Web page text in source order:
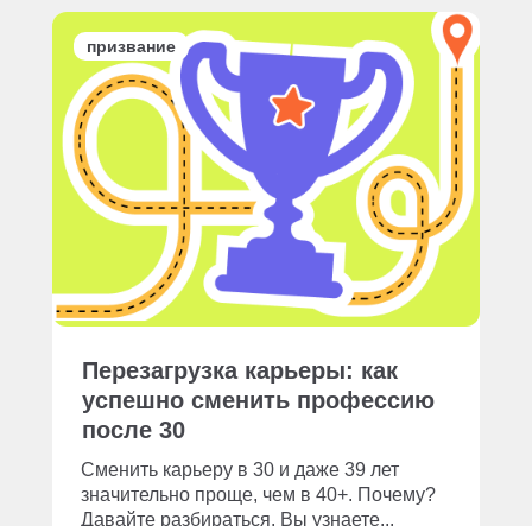
Перезагрузка карьеры: как
успешно сменить профессию
после 30
Сменить карьеру в 30 и даже 39 лет
значительно проще, чем в 40+. Почему?
Давайте разбираться. Вы узнаете...
призвание